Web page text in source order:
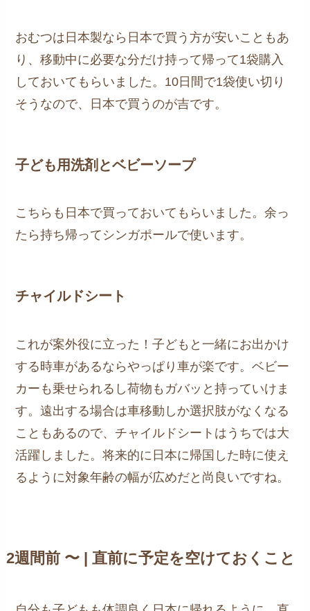
おむつは日本製なら日本で買う方が安いこともあ
り、移動中に必要な分だけ持って帰って1袋購入
しておいてもらいました。10日間で1袋使い切り
そうなので、日本で買うのが吉です。
子ども用洗剤とベビーソープ
こちらも日本で買っておいてもらいました。余っ
たら持ち帰ってシンガポールで使います。
チャイルドシート
これが案外役に立った！子どもと一緒にお出かけ
する時車があるならやっぱり車が楽です。ベビー
カーも乗せられるし荷物もガバッと持っていけま
す。遠出する場合は車移動しか選択肢がなくなる
こともあるので、チャイルドシートはうちでは大
活躍しました。将来的に日本に帰国した時に使え
るように対象年齢の幅が広めだと尚良いですね。
2週間前 〜 | 直前に予定を空けておくこと